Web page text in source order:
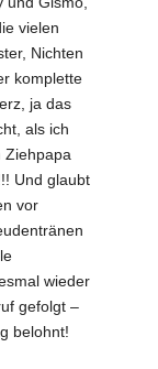
vielen
Nichten
komplette
ja das
als ich
Ziehpapa
Und glaubt
vor
wieder
gefolgt –
belohnt!